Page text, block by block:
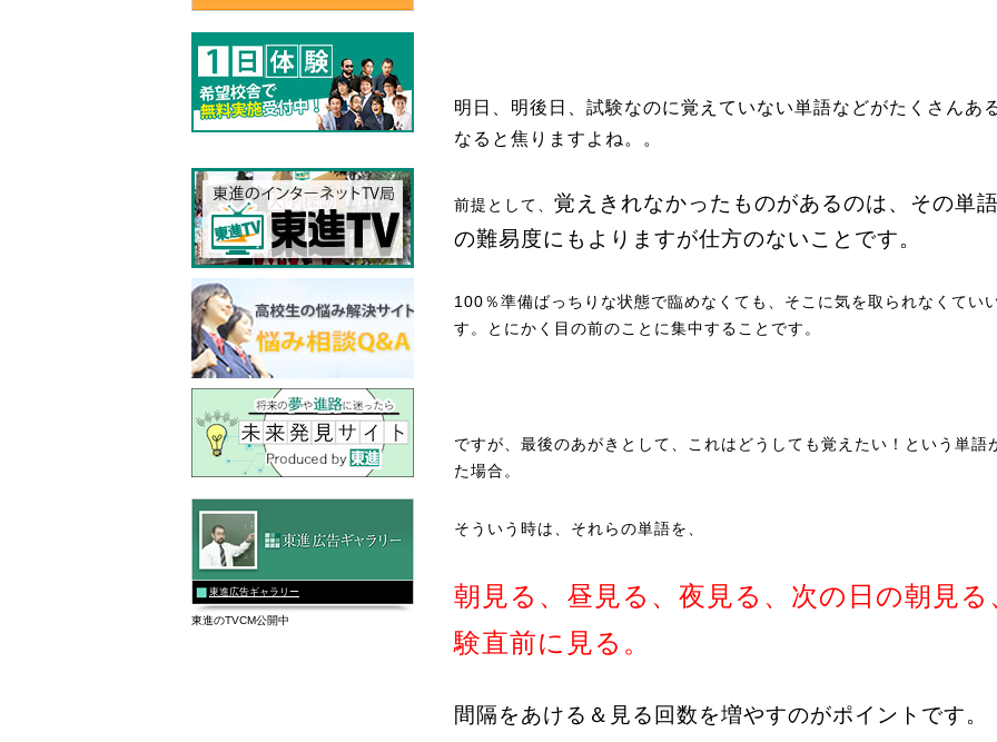
明日、明後日、試験なのに覚えていない単語などがたくさんあ
なると焦りますよね。。
前提として、 覚えきれなかったものがあるのは、その単
の難易度にもよりますが仕方のないことです。
100％準備ばっちりな状態で臨めなくても、そこに気を取られなくてい
す。とにかく目の前のことに集中することです。
ですが、最後のあがきとして、これはどうしても覚えたい！という単語
た場合。
そういう時は、それらの単語を、
朝見る、昼見る、夜見る、次の日の朝見る
験直前に見る。
間隔をあける＆見る回数を増やすのがポイントです。
東進広告ギャラリー
東進のTVCM公開中